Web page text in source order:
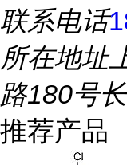
联系电话
所在地址
路180号
推荐产品